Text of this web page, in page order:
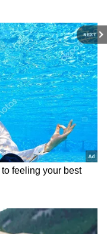
NEXT